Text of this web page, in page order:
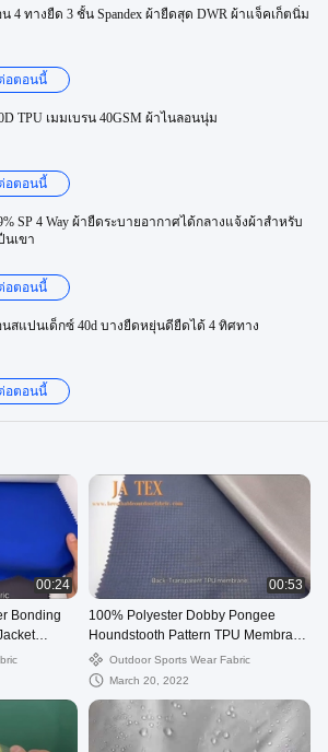
4 ทางยืด 3 ชั้น Spandex ผ้ายืดสุด DWR ผ้าแจ็คเก็ตนิ่ม
อตอนนี้
TPU เมมเบรน 40GSM ผ้าไนลอนนุ่ม
อตอนนี้
SP 4 Way ผ้ายืดระบายอากาศได้กลางแจ้งผ้าสำหรับ
นเขา
อตอนนี้
สแปนเด็กซ์ 40d บางยืดหยุ่นดียืดได้ 4 ทิศทาง
อตอนนี้
00:24
Bonding
00:53
100% Polyester Dobby Pongee
Houndstooth Pattern TPU Membrane
Fabric For Jacket Outdoor Softshell
Outdoor Sports Wear Fabric
March 20, 2022